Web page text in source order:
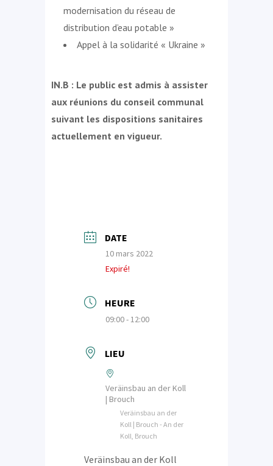
modernisation du réseau de
distribution d’eau potable »
Appel à la solidarité « Ukraine »
IN.B : Le public est admis à assister
aux réunions du conseil communal
suivant les dispositions sanitaires
actuellement en vigueur.
DATE
10 mars 2022
Expiré!
HEURE
09:00 - 12:00
LIEU
Veräinsbau an der Koll
| Brouch
Veräinsbau an der
Koll | Brouch - An der
Koll, Brouch
Veräinsbau an der Koll